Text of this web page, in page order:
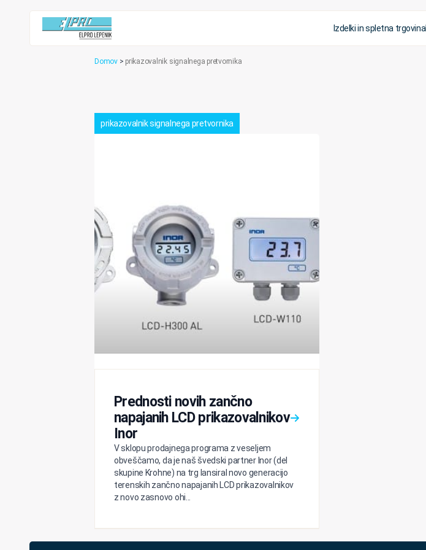
Izdelki in spletna trgovina
Domov > prikazovalnik signalnega pretvornika
prikazovalnik signalnega pretvornika
Prednosti novih zančno
napajanih LCD prikazovalnikov
Inor
V sklopu prodajnega programa z veseljem
obveščamo, da je naš švedski partner Inor (del
skupine Krohne) na trg lansiral novo generacijo
terenskih zančno napajanih LCD prikazovalnikov
z novo zasnovo ohi...